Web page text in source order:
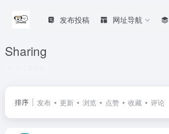
发布投稿 网址导航
Sharing
排序 发布 更新 浏览 点赞 收藏 评论